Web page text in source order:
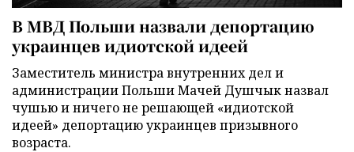
В МВД Польши назвали депортацию
украинцев идиотской идеей
Заместитель министра внутренних дел и
администрации Польши Мачей Душчык назвал
чушью и ничего не решающей «идиотской
идеей» депортацию украинцев призывного
возраста.